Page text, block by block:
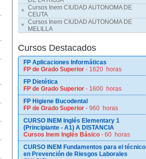
Cursos Inem CIUDAD AUTONOMA DE
CEUTA
Cursos Inem CIUDAD AUTONOMA DE
MELILLA
Cursos Destacados
FP Aplicaciones Informáticas
FP de Grado Superior - 1620 horas
FP Dietética
FP de Grado Superior - 1600 horas
FP Higiene Bucodental
FP de Grado Superior - 960 horas
CURSO INEM Inglés Elementary 1
(Principiante - A1) A DISTANCIA
Cursos Inem Inglés Básico - 60 horas
CURSO INEM Fundamentos para el técnico
en Prevención de Riesgos Laborales